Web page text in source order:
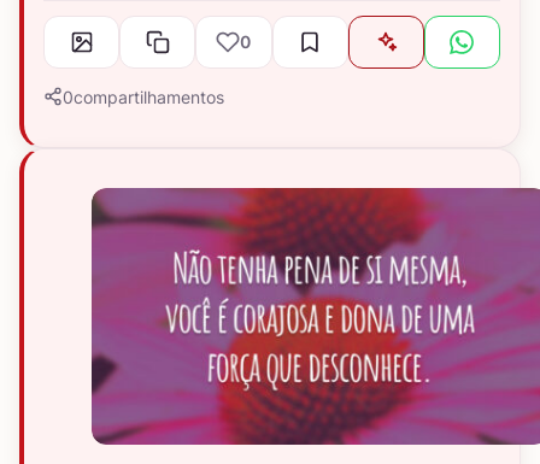
0
0compartilhamentos